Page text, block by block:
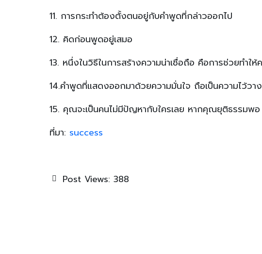
11. การกระทำต้องตั้งตนอยู่กับคำพูดที่กล่าวออกไป
12. คิดก่อนพูดอยู่เสมอ
13. หนึ่งในวิธีในการสร้างความน่าเชื่อถือ คือการช่วยทำใ
14.คำพูดที่แสดงออกมาด้วยความมั่นใจ ถือเป็นความไว้วา
15. คุณจะเป็นคนไม่มีปัญหากับใครเลย หากคุณยุติธรรมพอ
ที่มา: success
Post Views: 388